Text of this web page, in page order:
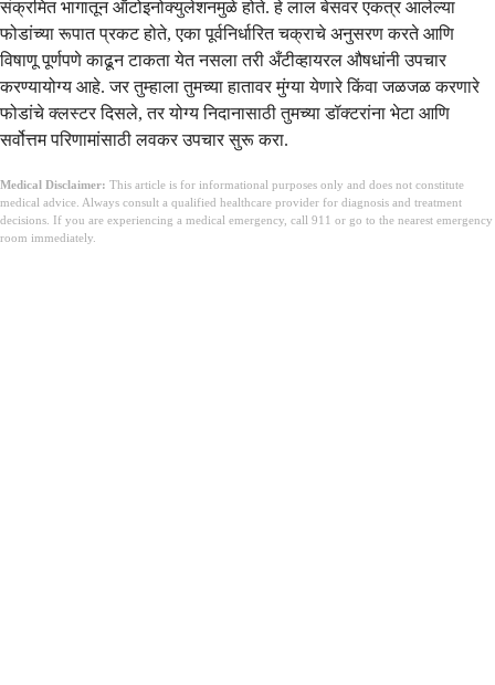
संक्रमित भागातून ऑटोइनोक्युलेशनमुळे होते. हे लाल बेसवर एकत्र आलेल्या
फोडांच्या रूपात प्रकट होते, एका पूर्वनिर्धारित चक्राचे अनुसरण करते आणि
विषाणू पूर्णपणे काढून टाकता येत नसला तरी अँटीव्हायरल औषधांनी उपचार
करण्यायोग्य आहे. जर तुम्हाला तुमच्या हातावर मुंग्या येणारे किंवा जळजळ करणारे
फोडांचे क्लस्टर दिसले, तर योग्य निदानासाठी तुमच्या डॉक्टरांना भेटा आणि
सर्वोत्तम परिणामांसाठी लवकर उपचार सुरू करा.
Medical Disclaimer: This article is for informational purposes only and does not constitute
medical advice. Always consult a qualified healthcare provider for diagnosis and treatment
decisions. If you are experiencing a medical emergency, call 911 or go to the nearest emergency
room immediately.